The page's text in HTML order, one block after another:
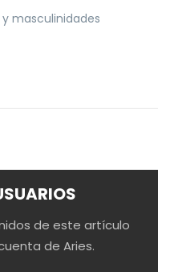
masculinidades
de este artículo
de Aries.